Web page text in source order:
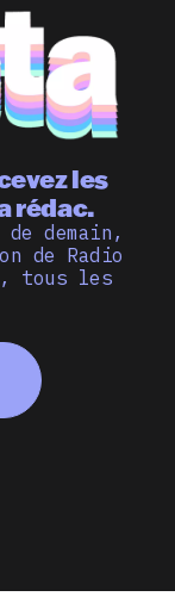
les
rédac.
demain,
de Radio
tous les